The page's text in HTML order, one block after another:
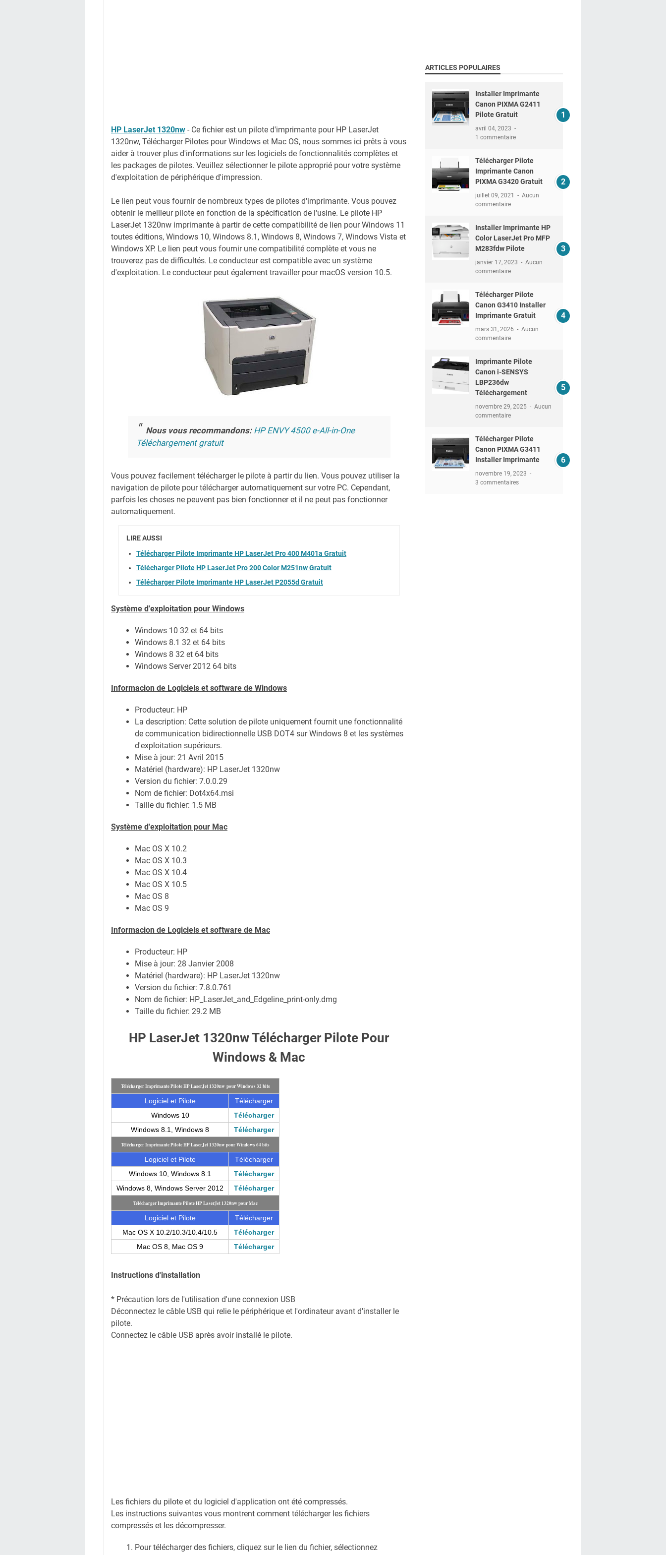
HP LaserJet 1320nw - Ce fichier est un pilote d'imprimante pour HP LaserJet
1320nw, Télécharger Pilotes pour Windows et Mac OS, nous sommes ici prêts à vous
aider à trouver plus d'informations sur les logiciels de fonctionnalités complètes et
les packages de pilotes. Veuillez sélectionner le pilote approprié pour votre système
d'exploitation de périphérique d'impression.
Le lien peut vous fournir de nombreux types de pilotes d'imprimante. Vous pouvez
obtenir le meilleur pilote en fonction de la spécification de l'usine. Le pilote HP
LaserJet 1320nw imprimante à partir de cette compatibilité de lien pour Windows 11
toutes éditions, Windows 10, Windows 8.1, Windows 8, Windows 7, Windows Vista et
Windows XP. Le lien peut vous fournir une compatibilité complète et vous ne
trouverez pas de difficultés. Le conducteur est compatible avec un système
d'exploitation. Le conducteur peut également travailler pour macOS version 10.5.
Nous vous recommandons: HP ENVY 4500 e-All-in-One
Téléchargement gratuit
Vous pouvez facilement télécharger le pilote à partir du lien. Vous pouvez utiliser la
navigation de pilote pour télécharger automatiquement sur votre PC. Cependant,
parfois les choses ne peuvent pas bien fonctionner et il ne peut pas fonctionner
automatiquement.
LIRE AUSSI
Télécharger Pilote Imprimante HP LaserJet Pro 400 M401a Gratuit
Télécharger Pilote HP LaserJet Pro 200 Color M251nw Gratuit
Télécharger Pilote Imprimante HP LaserJet P2055d Gratuit
Système d'exploitation pour Windows
Windows 10 32 et 64 bits
Windows 8.1 32 et 64 bits
Windows 8 32 et 64 bits
Windows Server 2012 64 bits
Informacion de Logiciels et software de Windows
Producteur: HP
La description: Cette solution de pilote uniquement fournit une fonctionnalité
de communication bidirectionnelle USB DOT4 sur Windows 8 et les systèmes
d'exploitation supérieurs.
Mise à jour: 21 Avril 2015
Matériel (hardware): HP LaserJet 1320nw
Version du fichier: 7.0.0.29
Nom de fichier: Dot4x64.msi
Taille du fichier: 1.5 MB
Système d'exploitation pour Mac
Mac OS X 10.2
Mac OS X 10.3
Mac OS X 10.4
Mac OS X 10.5
Mac OS 8
Mac OS 9
Informacion de Logiciels et software de Mac
Producteur: HP
Mise à jour: 28 Janvier 2008
Matériel (hardware): HP LaserJet 1320nw
Version du fichier: 7.8.0.761
Nom de fichier: HP_LaserJet_and_Edgeline_print-only.dmg
Taille du fichier: 29.2 MB
HP LaserJet 1320nw Télécharger Pilote Pour
Windows & Mac
Télécharger Imprimante Pilote HP LaserJet 1320nw pour Windows 32 bits
Logiciel et Pilote
Télécharger
Windows 10
Télécharger
Windows 8.1, Windows 8
Télécharger
Télécharger Imprimante Pilote HP LaserJet 1320nw pour Windows 64 bits
Logiciel et Pilote
Télécharger
Windows 10, Windows 8.1
Télécharger
Windows 8, Windows Server 2012
Télécharger
Télécharger Imprimante Pilote HP LaserJet 1320nw pour Mac
Logiciel et Pilote
Télécharger
Mac OS X 10.2/10.3/10.4/10.5
Télécharger
Mac OS 8, Mac OS 9
Télécharger
Instructions d'installation
* Précaution lors de l'utilisation d'une connexion USB
Déconnectez le câble USB qui relie le périphérique et l'ordinateur avant d'installer le
pilote.
Connectez le câble USB après avoir installé le pilote.
Les fichiers du pilote et du logiciel d'application ont été compressés.
Les instructions suivantes vous montrent comment télécharger les fichiers
compressés et les décompresser.
Pour télécharger des fichiers, cliquez sur le lien du fichier, sélectionnez
ARTICLES POPULAIRES
Installer Imprimante
Canon PIXMA G2411
Pilote Gratuit
avril 04, 2023
1 commentaire
Télécharger Pilote
Imprimante Canon
PIXMA G3420 Gratuit
juillet 09, 2021
Aucun
commentaire
Installer Imprimante HP
Color LaserJet Pro MFP
M283fdw Pilote
janvier 17, 2023
Aucun
commentaire
Télécharger Pilote
Canon G3410 Installer
Imprimante Gratuit
mars 31, 2026
Aucun
commentaire
Imprimante Pilote
Canon i-SENSYS
LBP236dw
Téléchargement
novembre 29, 2025
Aucun
commentaire
Télécharger Pilote
Canon PIXMA G3411
Installer Imprimante
novembre 19, 2023
3 commentaires